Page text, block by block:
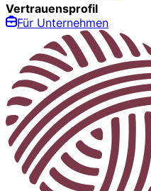
Vertrauensprofil
Für Unternehmen